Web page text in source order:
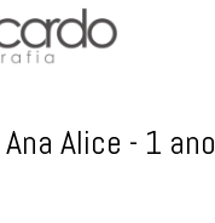
Ana Alice - 1 ano